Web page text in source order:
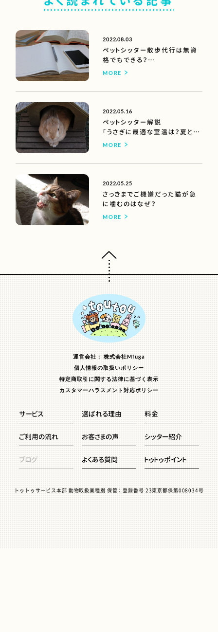
2022.08.03
ペットシッター散歩代行は無資
格でもできる？
【できるけどオススメしない理
MORE
2022.05.16
ペットシッター解説
「うさぎに最適な室温は？夏と冬
に気をつけたいこと」
MORE
2022.05.25
さっきまでご機嫌だった猫が急
に噛むのはなぜ？
MORE
運営会社： 株式会社Mfuga
個人情報の取扱いポリシー
特定商取引に関する法律に基づく表示
カスタマーハラスメント対応ポリシー
サービス 選ばれる理由 料金
ご利用の流れ お客さまの声 シッター紹介
ブログ よくある質問 トゥトゥポイント
トゥトゥサービス本部 動物取扱業種別 保管：登録番号 23東京都保第008034号